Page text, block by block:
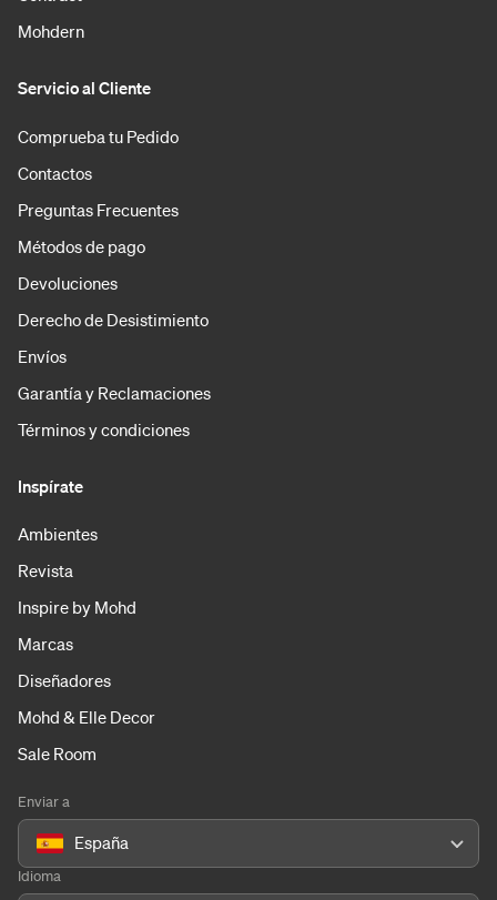
Mohdern
Servicio al Cliente
Comprueba tu Pedido
Contactos
Preguntas Frecuentes
Métodos de pago
Devoluciones
Derecho de Desistimiento
Envíos
Garantía y Reclamaciones
Términos y condiciones
Inspírate
Ambientes
Revista
Inspire by Mohd
Marcas
Diseñadores
Mohd & Elle Decor
Sale Room
Enviar a
España
Idioma